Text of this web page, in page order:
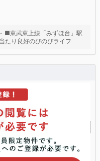
■東武東上線「みずほ台」駅
たり良好のびのびライフ